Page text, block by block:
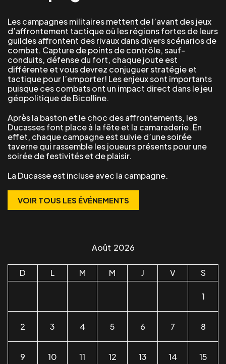
Les campagnes militaires mettent de l’avant des jeux
d’affrontement tactique où les régions fortes de leurs
guildes affrontent des rivaux dans divers scénarios de
combat. Capture de points de contrôle, sauf-
conduits, défense du fort, chaque joute est
différente et vous devrez conjuguer stratégie et
tactique pour l’emporter! Les enjeux sont importants
puisque ces combats ont un impact direct dans le jeu
géopolitique de Bicolline.
Après la baston et le choc des affrontements, les
Ducasses font place à la fête et la camaraderie. En
effet, chaque campagne est suivie d’une soirée
taverne qui rassemble les joueurs présents pour une
soirée de festivités et de plaisir.
La Ducasse est incluse avec la campagne.
VOIR TOUS LES ÉVÉNEMENTS
Août 2026
D L M M J V S
1
2 3 4 5 6 7 8
9 10 11 12 13 14 15